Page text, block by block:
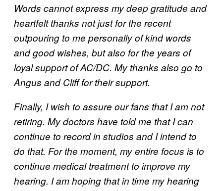
Words cannot express my deep gratitude and
heartfelt thanks not just for the recent
outpouring to me personally of kind words
and good wishes, but also for the years of
loyal support of AC/DC. My thanks also go to
Angus and Cliff for their support.
Finally, I wish to assure our fans that I am not
retiring. My doctors have told me that I can
continue to record in studios and I intend to
do that. For the moment, my entire focus is to
continue medical treatment to improve my
hearing. I am hoping that in time my hearing